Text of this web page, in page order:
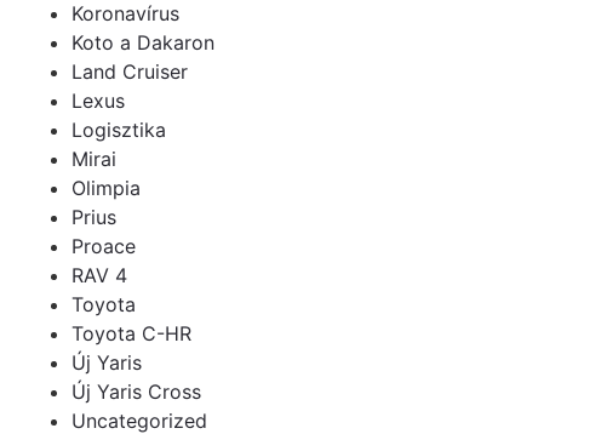
Koronavírus
Koto a Dakaron
Land Cruiser
Lexus
Logisztika
Mirai
Olimpia
Prius
Proace
RAV 4
Toyota
Toyota C-HR
Új Yaris
Új Yaris Cross
Uncategorized